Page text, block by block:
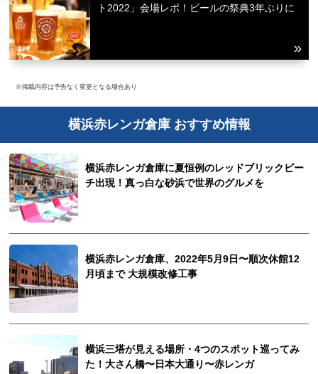
ト2022」会場レポ！ビールの祭典3年ぶりに
※掲載内容は予告なく変更となる場合あり
横浜赤レンガ倉庫 おすすめ情報
横浜赤レンガ倉庫に夏恒例のレッドブリックビー
チ出現！真っ白な砂浜で世界のグルメを
横浜赤レンガ倉庫、2022年5月9日〜順次休館12
月頃まで 大規模改修工事
横浜三塔が見える場所・4つのスポット巡ってみ
た！大さん橋〜日本大通り〜赤レンガ